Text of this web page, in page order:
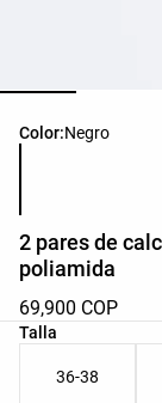
Color:Negro
Lista de colores del
2 pares de
poliamida
69,900 COP
Talla
Lista de tallas del
36-38